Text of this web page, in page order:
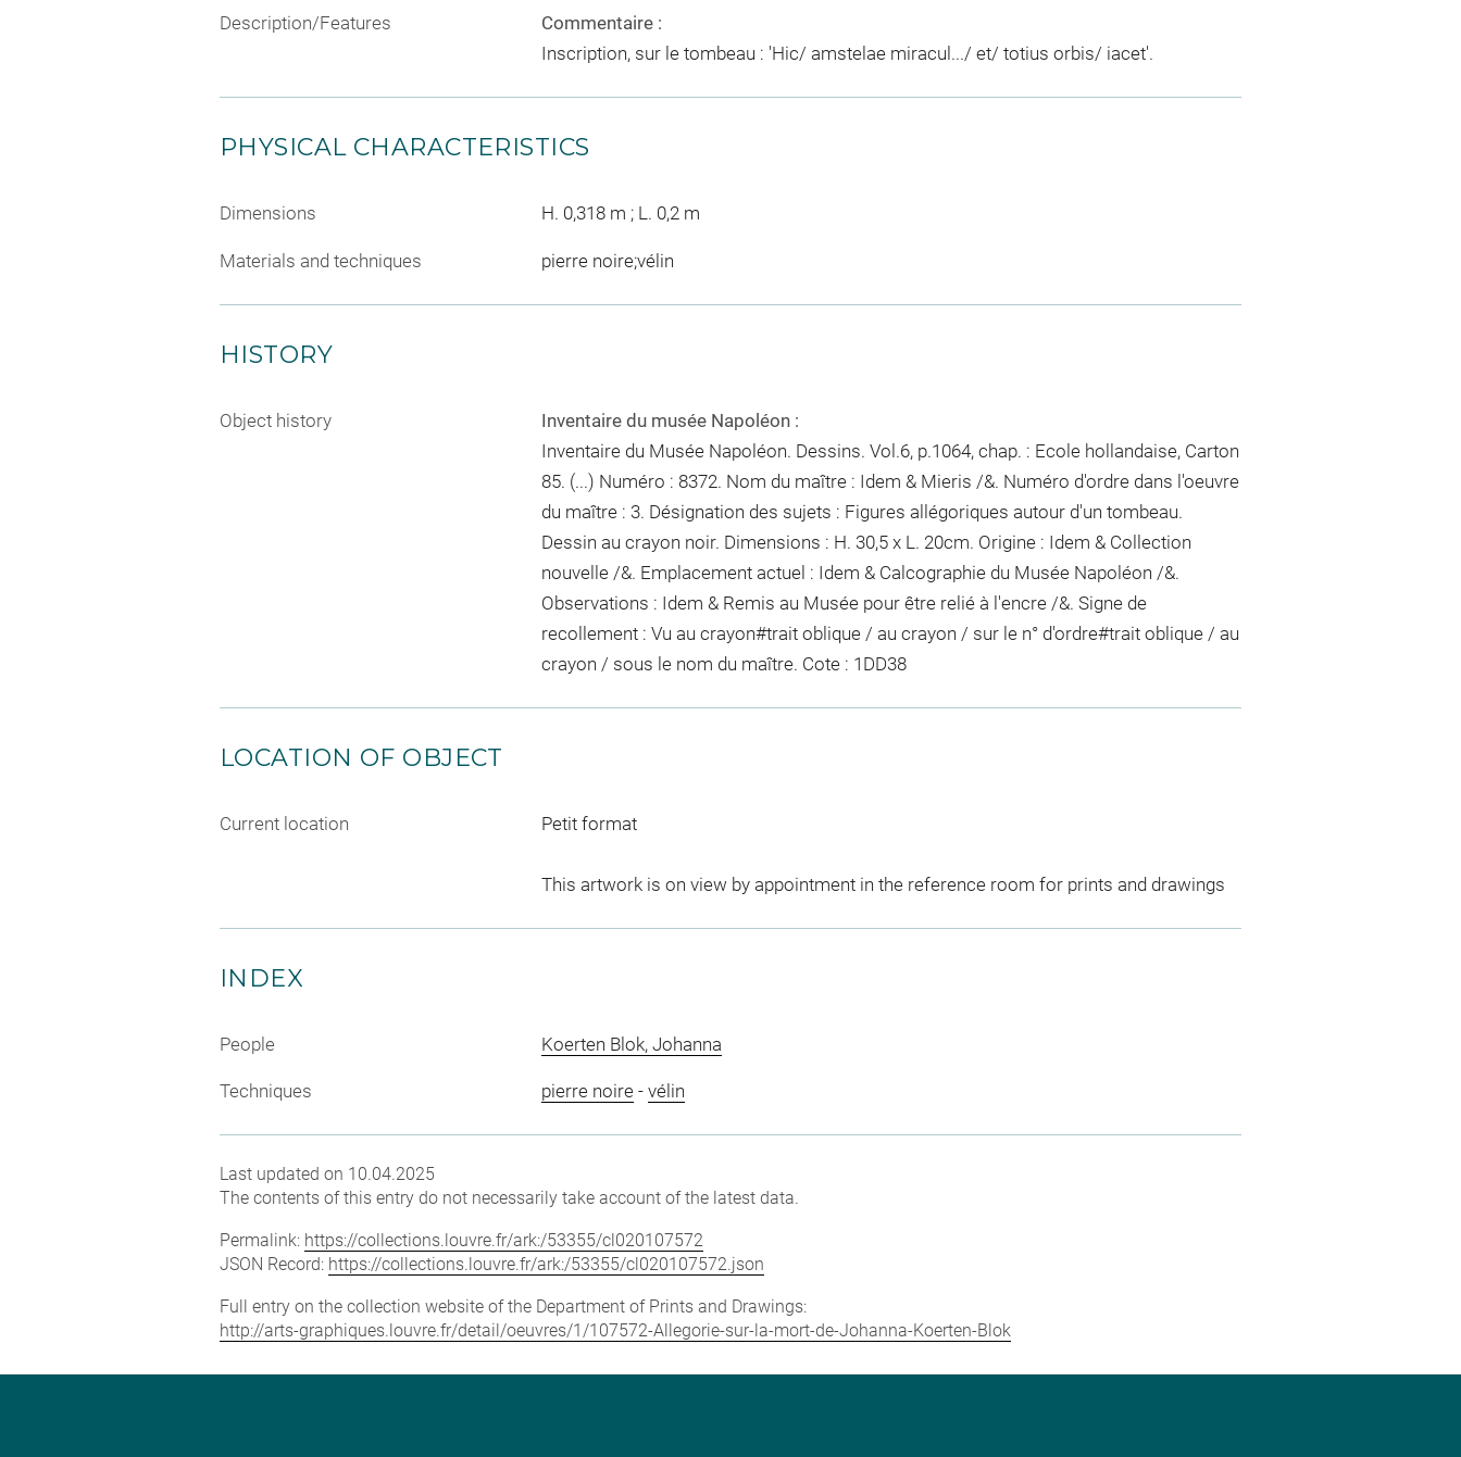
Description/Features
Commentaire :
Inscription, sur le tombeau : 'Hic/ amstelae miracul.../ et/ totius orbis/ iacet'.
PHYSICAL CHARACTERISTICS
Dimensions H. 0,318 m ; L. 0,2 m
Materials and techniques pierre noire;vélin
HISTORY
Object history
Inventaire du musée Napoléon :
Inventaire du Musée Napoléon. Dessins. Vol.6, p.1064, chap. : Ecole hollandaise, Carton
85. (...) Numéro : 8372. Nom du maître : Idem & Mieris /&. Numéro d'ordre dans l'oeuvre
du maître : 3. Désignation des sujets : Figures allégoriques autour d'un tombeau.
Dessin au crayon noir. Dimensions : H. 30,5 x L. 20cm. Origine : Idem & Collection
nouvelle /&. Emplacement actuel : Idem & Calcographie du Musée Napoléon /&.
Observations : Idem & Remis au Musée pour être relié à l'encre/&. Signe de
recollement : Vu au crayon#trait oblique / au crayon / sur le n° d'ordre#trait oblique / au
crayon / sous le nom du maître. Cote : 1DD38
LOCATION OF OBJECT
Current location Petit format
This artwork is on view by appointment in the reference room for prints and drawings
INDEX
People Koerten Blok, Johanna
Techniques pierre noire- vélin
Last updated on 10.04.2025
The contents of this entry do not necessarily take account of the latest data.
Permalink: https://collections.louvre.fr/ark:/53355/cl020107572
JSON Record: https://collections.louvre.fr/ark:/53355/cl020107572.json
Full entry on the collection website of the Department of Prints and Drawings:
http://arts-graphiques.louvre.fr/detail/oeuvres/1/107572-Allegorie-sur-la-mort-de-Johanna-Koerten-Blok